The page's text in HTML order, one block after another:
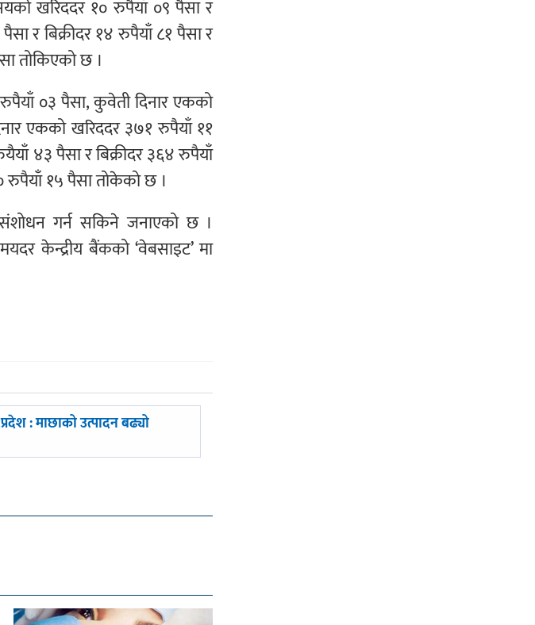
खरिददर १० रुपैयाँ ०९ पैसा र
र बिक्रीदर १४ रुपैयाँ ८१ पैसा र
तोकिएको छ ।
०३ पैसा, कुवेती दिनार एकको
एकको खरिददर ३७१ रुपैयाँ ११
४३ पैसा र बिक्रीदर ३६४ रुपैयाँ
रुपैयाँ १५ पैसा तोकेको छ ।
गर्न सकिने जनाएको छ ।
केन्द्रीय बैंकको ‘वेबसाइट’ मा
: माछाको उत्पादन बढ्यो